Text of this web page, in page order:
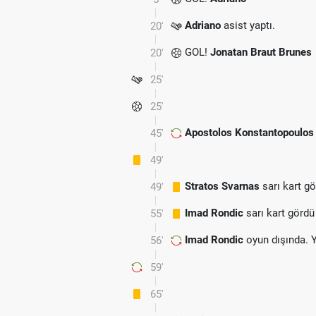
20' Adriano asist yaptı.
20' GOL! Jonatan Braut Brunes
25'
25'
45' Apostolos Konstantopoulos
49'
49' Stratos Svarnas sarı kart
55' Imad Rondic sarı kart gördü
56' Imad Rondic oyun dışında.
59'
65'